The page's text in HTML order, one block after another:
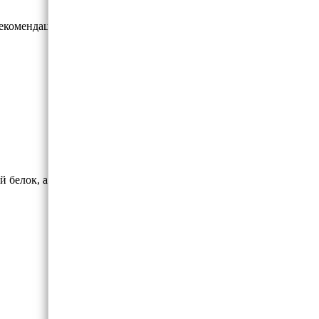
применение купить.
агар-агар и экстракт стевии